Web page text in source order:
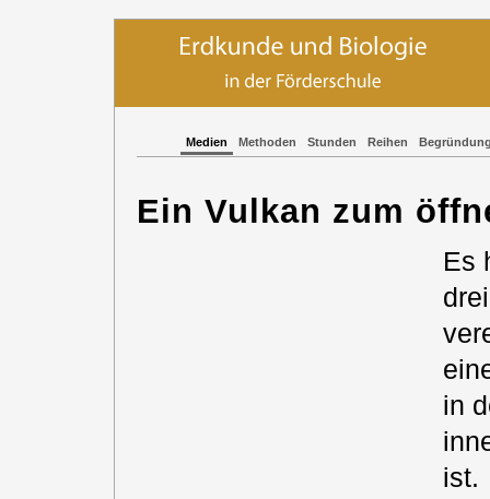
Medien Methoden Stunden Reihen
Ein Vulkan zum
Es
in
ist.